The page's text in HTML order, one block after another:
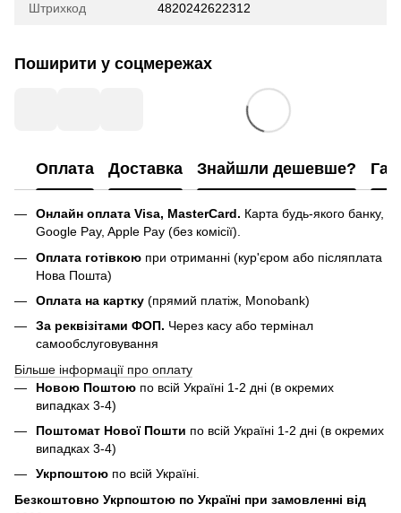
Штрихкод 4820242622312
Поширити у соцмережах
Оплата Доставка Знайшли дешевше?
Онлайн оплата Visa, MasterCard. Карта будь-якого банку,
Google Pay, Apple Pay (без комісії).
Оплата готівкою при отриманні (кур'єром або післяплата
Нова Пошта)
Оплата на картку (прямий платіж, Monobank)
За реквізітами ФОП. Через касу або термінал
самообслуговування
Більше інформації про оплату
Новою Поштою по всій Україні 1-2 дні (в окремих
випадках 3-4)
Поштомат Нової Пошти по всій Україні 1-2 дні (в окремих
випадках 3-4)
Укрпоштою по всій Україні.
Безкоштовно Укрпоштою по Україні при замовленні від